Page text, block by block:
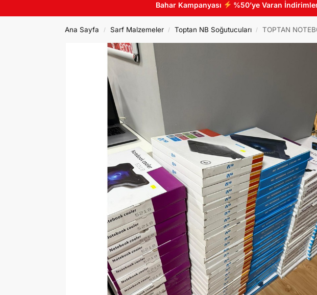
Bahar Kampanyası %50’ye Varan
Ana Sayfa / Sarf Malzemeler / Toptan NB Soğutucuları / TOPTAN